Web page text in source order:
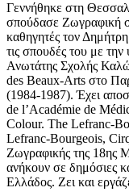
Γεννήθηκε στη
σπούδασε Ζωγραφική
καθηγητές τον
τις σπουδές του με
Ανωτάτης Σχολής
des Beaux-Arts στο
(1984-1987). Έχει
de l’Académie de
Colour. Τhe Lefranc-
Lefranc-Bourgeois,
Ζωγραφικής της 18ης
ανήκουν σε δημόσιες
Ελλάδος. Ζει και